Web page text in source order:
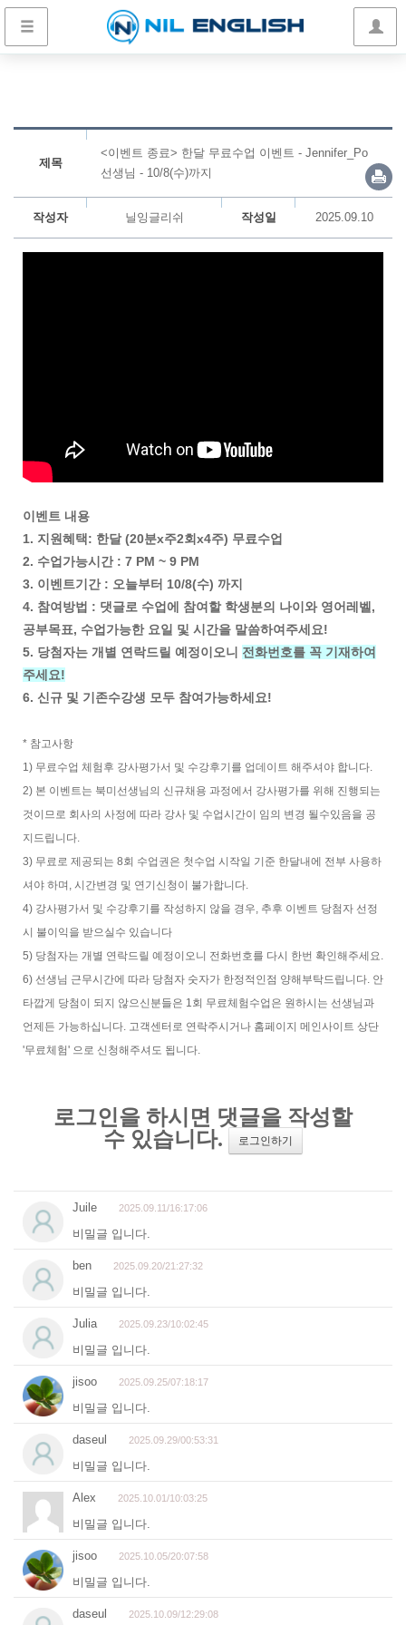
제목
<이벤트 종료> 한달 무료수업 이벤트 - Jennifer_Po
선생님 - 10/8(수)까지
작성자 닐잉글리쉬 작성일 2025.09.10
이벤트 내용
1. 지원혜택: 한달 (20분x주2회x4주) 무료수업
2. 수업가능시간 : 7 PM ~ 9 PM
3. 이벤트기간 : 오늘부터 10/8(수) 까지
4. 참여방법 : 댓글로 수업에 참여할 학생분의 나이와 영어레벨,
공부목표, 수업가능한 요일 및 시간을 말씀하여주세요!
5. 당첨자는 개별 연락드릴 예정이오니 전화번호를 꼭 기재하여
주세요!
6. 신규 및 기존수강생 모두 참여가능하세요!
* 참고사항
1) 무료수업 체험후 강사평가서 및 수강후기를 업데이트 해주셔야 합니다.
2) 본 이벤트는 북미선생님의 신규채용 과정에서 강사평가를 위해 진행되는
것이므로 회사의 사정에 따라 강사 및 수업시간이 임의 변경 될수있음을 공
지드립니다.
3) 무료로 제공되는 8회 수업권은 첫수업 시작일 기준 한달내에 전부 사용하
셔야 하며, 시간변경 및 연기신청이 불가합니다.
4) 강사평가서 및 수강후기를 작성하지 않을 경우, 추후 이벤트 당첨자 선정
시 불이익을 받으실수 있습니다
5) 당첨자는 개별 연락드릴 예정이오니 전화번호를 다시 한번 확인해주세요.
6) 선생님 근무시간에 따라 당첨자 숫자가 한정적인점 양해부탁드립니다. 안
타깝게 당첨이 되지 않으신분들은 1회 무료체험수업은 원하시는 선생님과
언제든 가능하십니다. 고객센터로 연락주시거나 홈페이지 메인사이트 상단
'무료체험' 으로 신청해주셔도 됩니다.